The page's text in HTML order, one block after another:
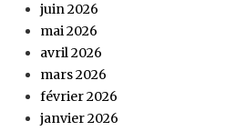
juin 2026
mai 2026
avril 2026
mars 2026
février 2026
janvier 2026